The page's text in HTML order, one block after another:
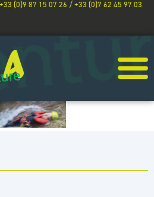
(0)9 87 15 07 26 / +33 (0)7 62 45 97 03